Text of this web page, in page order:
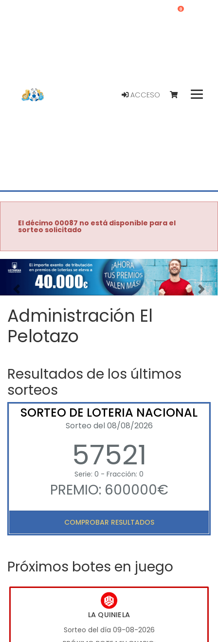
ACCESO
0
El décimo 00087 no está disponible para el
sorteo solicitado
Imagen anterior
Administración El
Pelotazo
Resultados de los últimos
sorteos
SORTEO DE LOTERIA NACIONAL
Sorteo del 08/08/2026
57521
Serie: 0 - Fracción: 0
PREMIO: 600000€
COMPROBAR RESULTADOS
Próximos botes en juego
LA QUINIELA
Sorteo del día 09-08-2026